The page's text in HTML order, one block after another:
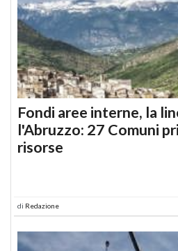
Fondi aree interne, la
l'Abruzzo: 27 Comuni
risorse
di Redazione